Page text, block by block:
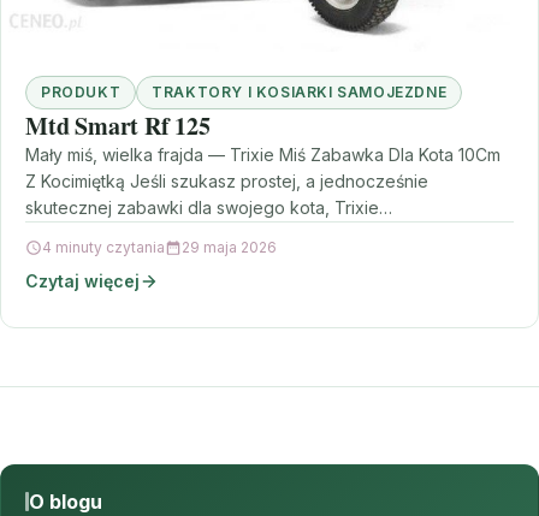
PRODUKT TRAKTORY I KOSIARKI SAMOJEZDNE
Mtd Smart Rf 125
Mały miś, wielka frajda — Trixie Miś Zabawka Dla Kota 10Cm
Z Kocimiętką Jeśli szukasz prostej, a jednocześnie
skutecznej zabawki dla swojego kota, Trixie…
4 minuty czytania 29 maja 2026
Czytaj więcej
O blogu